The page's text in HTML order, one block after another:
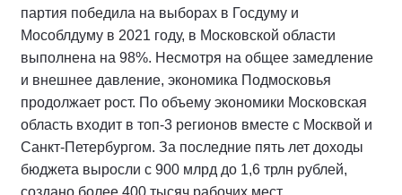
партия победила на выборах в Госдуму и
Мособлдуму в 2021 году, в Московской области
выполнена на 98%. Несмотря на общее замедление
и внешнее давление, экономика Подмосковья
продолжает рост. По объему экономики Московская
область входит в топ-3 регионов вместе с Москвой и
Санкт-Петербургом. За последние пять лет доходы
бюджета выросли с 900 млрд до 1,6 трлн рублей,